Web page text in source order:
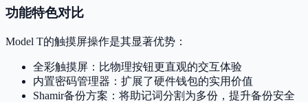
功能特色对比
Model T的触摸屏操作是其显著优势：
全彩触摸屏：比物理按钮更直观的交互体验
内置密码管理器：扩展了硬件钱包的实用价值
Shamir备份方案：将助记词分割为多份，提升备份安全